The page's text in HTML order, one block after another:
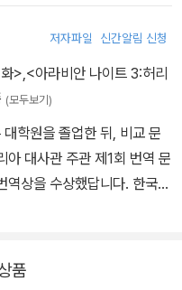
벌이다 1943년 12월 파시
일 아우슈비츠 수용소로 이
에 의해 해방되기까지 11
인 토리노를 밟기까지는 유
년, 훗날을 해로할 루치아를
을 생업으로 삼았으며 수용소
1963년 수용소에서 집으로
저자파일 신간알림 신청
> <아라비안 나이트 3:허리
(모두보기)
학원을 졸업한 뒤, 비교 문
아 대사관 주관 제1회 번역 문
역상을 수상했답니다. 한국외
: 친절》 외 여러 권이 있어
품